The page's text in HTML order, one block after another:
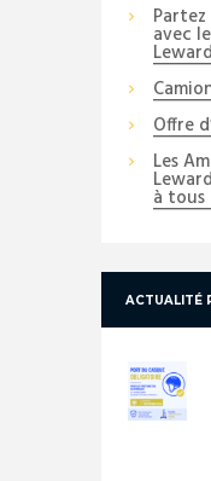
avec
Offre
Les
à tous
ACTUALITÉ